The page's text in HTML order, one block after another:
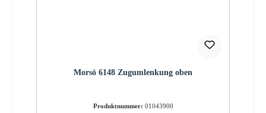
Morsö 6148 Zugumlenkung oben
Produktnummer: 01043900